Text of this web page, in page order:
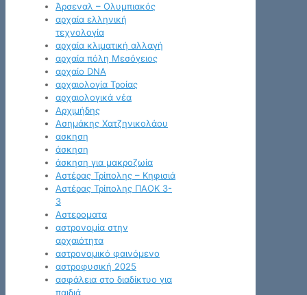
Άρσεναλ – Ολυμπιακός
αρχαία ελληνική
τεχνολογία
αρχαία κλιματική αλλαγή
αρχαία πόλη Μεσόγειος
αρχαίο DNA
αρχαιολογία Τροίας
αρχαιολογικά νέα
Αρχιμήδης
Ασημάκης Χατζηνικολάου
ασκηση
άσκηση
άσκηση για μακροζωία
Αστέρας Τρίπολης – Κηφισιά
Αστέρας Τρίπολης ΠΑΟΚ 3-
3
Αστεροματα
αστρονομία στην
αρχαιότητα
αστρονομικό φαινόμενο
αστροφυσική 2025
ασφάλεια στο διαδίκτυο για
παιδιά